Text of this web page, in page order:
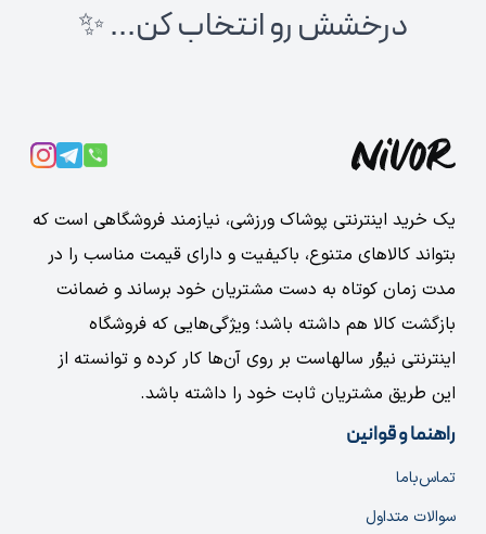
درخشش رو انتخاب کن... ✨
یک خرید اینترنتی پوشاک ورزشی، نیازمند فروشگاهی است که
بتواند کالاهای متنوع، باکیفیت و دارای قیمت مناسب را در
مدت زمان کوتاه به دست مشتریان خود برساند و ضمانت
بازگشت کالا هم داشته باشد؛ ویژگی‌هایی که فروشگاه
اینترنتی نیوُر سالهاست بر روی آن‌ها کار کرده و توانسته از
این طریق مشتریان ثابت خود را داشته باشد.
راهنما و قوانین
تماس‌با‌ما
سوالات متداول